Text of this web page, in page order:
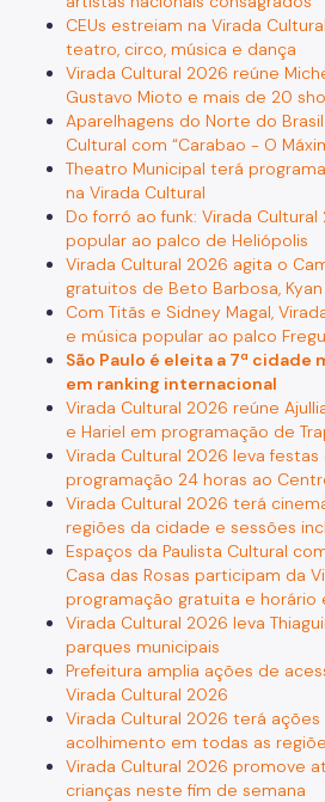
CEUs estreiam na Virada
teatro, circo, música e dança
Virada Cultural 2026 reúne
Gustavo Mioto e mais de 20
Aparelhagens do Norte do
Cultural com “Carabao - O
Theatro Municipal terá
na Virada Cultural
Do forró ao funk: Virada
popular ao palco de Heliópolis
Virada Cultural 2026 agita o
gratuitos de Beto Barbosa,
Com Titãs e Sidney Magal,
e música popular ao palco
São Paulo é eleita a 7ª
em ranking internacional
Virada Cultural 2026 reúne
e Hariel em programação de
Virada Cultural 2026 leva
programação 24 horas ao
Virada Cultural 2026 terá
regiões da cidade e sessões
Espaços da Paulista Cultural
Casa das Rosas participam da
programação gratuita e horário
Virada Cultural 2026 leva
parques municipais
Prefeitura amplia ações de
Virada Cultural 2026
Virada Cultural 2026 terá
acolhimento em todas as
Virada Cultural 2026 promove
crianças neste fim de semana